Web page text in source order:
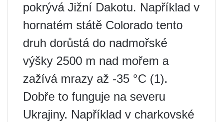
pokrývá Jižní Dakotu. Například v
hornatém státě Colorado tento
druh dorůstá do nadmořské
výšky 2500 m nad mořem a
zažívá mrazy až -35 °C (1).
Dobře to funguje na severu
Ukrajiny. Například v charkovské